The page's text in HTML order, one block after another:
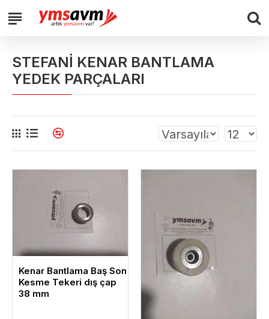
STEFANİ KENAR BANTLAMA
YEDEK PARÇALARI
Kenar Bantlama Baş Son
Kesme Tekeri dış çap
38 mm